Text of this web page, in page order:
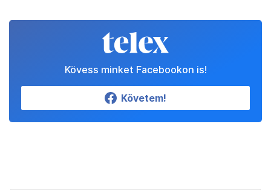
Kövess minket Facebookon is!
Követem!